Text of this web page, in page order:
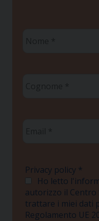
Privacy policy *
Ho letto
autorizzo il Centro
trattare i miei dati
Regolamento UE